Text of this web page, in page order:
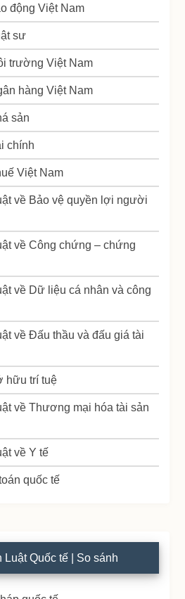
động Việt Nam
sư
trường Việt Nam
hàng Việt Nam
sản
chính
Việt Nam
về Bảo vệ quyền lợi người
về Công chứng – chứng
về Dữ liệu cá nhân và công
về Đấu thầu và đấu giá tài
hữu trí tuệ
về Thương mại hóa tài sản
về Y tế
quốc tế
Luật Quốc tế | So sánh